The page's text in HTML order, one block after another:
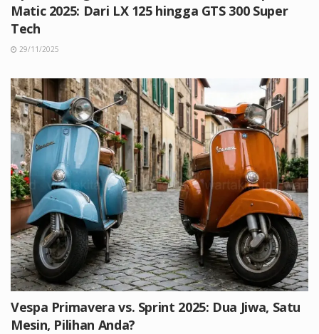
Matic 2025: Dari LX 125 hingga GTS 300 Super
Tech
29/11/2025
Vespa Primavera vs. Sprint 2025: Dua Jiwa, Satu
Mesin, Pilihan Anda?